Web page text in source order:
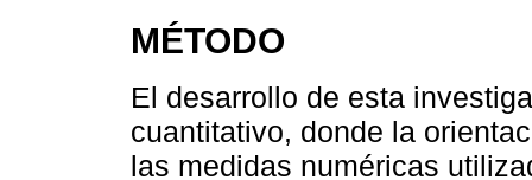
MÉTODO
El desarrollo de esta
cuantitativo, donde la
las medidas numéricas